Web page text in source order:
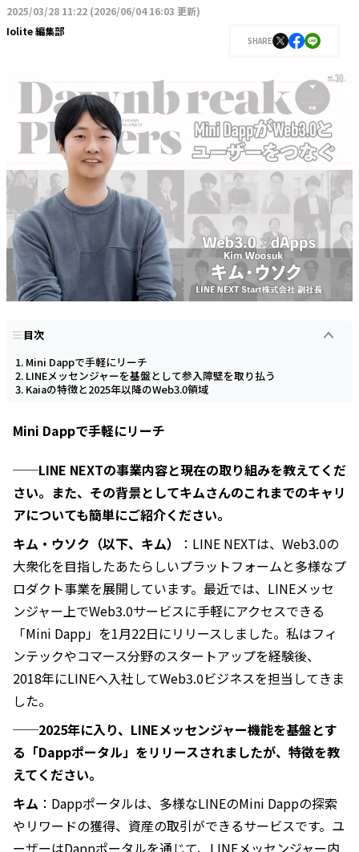
2025/03/28 11:22 (2026/06/04 16:03 更新)
Iolite 編集部
SHARE
目次
Mini Dappで手軽にリーチ
LINEメッセンジャーを基盤として参入障壁を取り払う
Kaiaの特徴と2025年以降のWeb3.0領域
Mini Dappで手軽にリーチ
──LINE NEXTの事業内容と現在の取り組みを教えてくだ
さい。また、その背景としてキムさんのこれまでのキャリ
アについても簡単にご紹介ください。
キム・ウソク（以下、キム）
：LINE NEXTは、Web3.0の
大衆化を目指したあたらしいプラットフォームと多様なプ
ロダクト事業を展開しています。最近では、LINEメッセ
ンジャー上でWeb3.0サービスに手軽にアクセスできる
「Mini Dapp」を1月22日にリリースしました。私はフィ
ンテックやコマース分野のスタートアップを経験後、
2018年にLINEへ入社してWeb3.0ビジネスを担当してきま
した。
──2025年に入り、LINEメッセンジャー機能を基盤とす
る「Dappポータル」をリリースされましたが、特徴を教
えてください。
キム ：Dappポータルは、多様なLINEのMini Dappの探索
やリワードの獲得、資産の取引ができるサービスです。ユ